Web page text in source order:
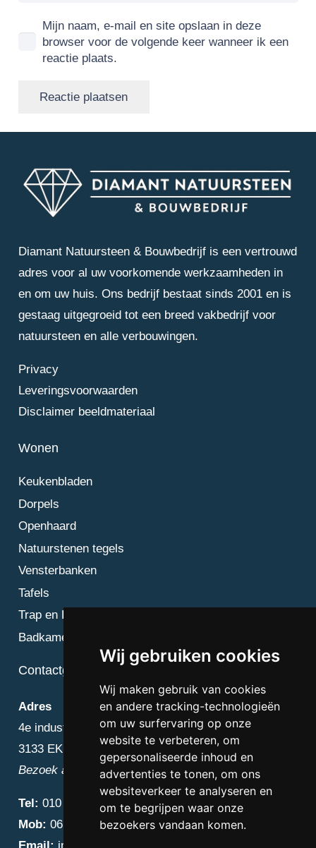
Wij gebruiken cookies
Wij maken gebruik van cookies
en andere tracking-technologieën
om uw surfervaring op onze
website te verbeteren, om
gepersonaliseerde inhoud en
advertenties te tonen, om ons
websiteverkeer te analyseren en
om te begrijpen waar onze
bezoekers vandaan komen.
Mijn naam, e-mail en site opslaan in deze
browser voor de volgende keer wanneer ik een
reactie plaats.
Reactie plaatsen
Diamant Natuursteen & Bouwbedrijf is een vertrouwd
adres voor al uw voorkomende werkzaamheden in
en om uw huis. Ons bedrijf bestaat sinds 2001 en is
gestaag uitgegroeid tot een breed vakbedrijf voor
natuursteen en alle verbouwingen.
Privacy
Leveringsvoorwaarden
Disclaimer beeldmateriaal
Wonen
Keukenbladen
Dorpels
Openhaard
Natuurstenen tegels
Vensterbanken
Tafels
Trap en Bordes
Badkamer
Contactgegevens
Adres
4e industriestraat 25
3133 EK Vlaardingen
Bezoek alleen op afspraak
Tel: 010 – 223 3759
Mob: 06 – 4838 1000
Email: info@diamantnatuursteen.nl